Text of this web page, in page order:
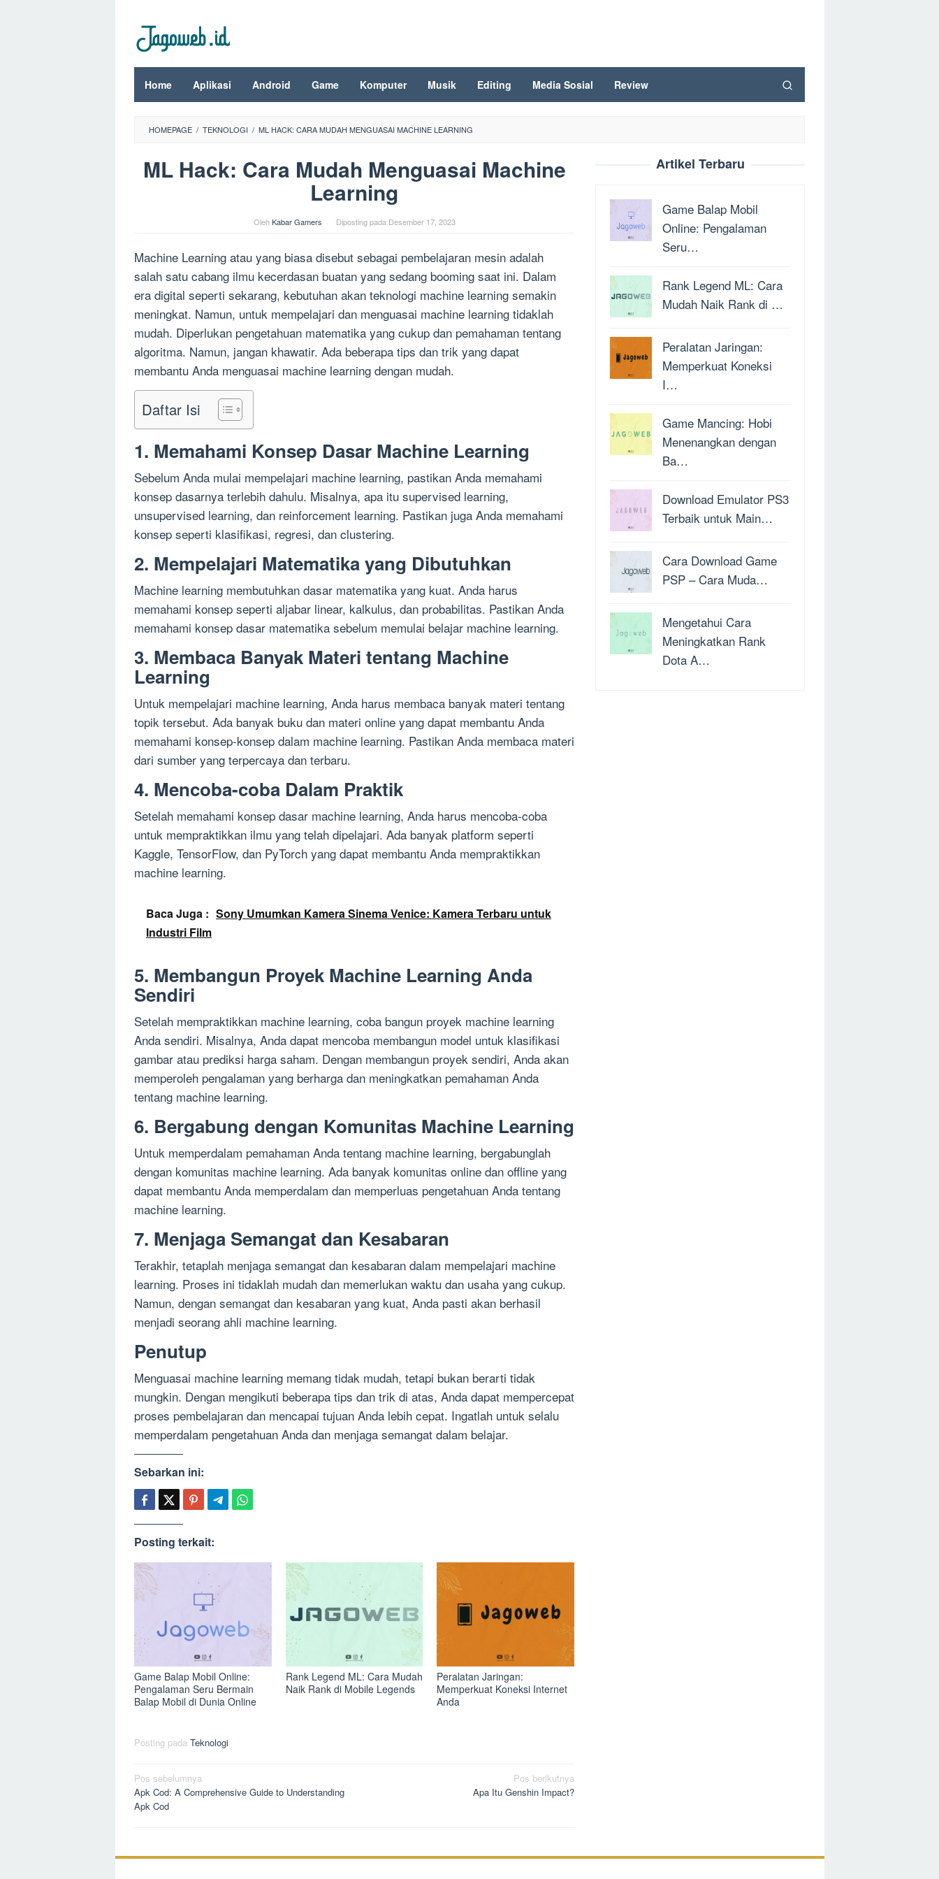
konten
Home Aplikasi Android Game Komputer Musik Editing Media Sosial Review
HOMEPAGE / TEKNOLOGI / ML HACK: CARA MUDAH MENGUASAI MACHINE LEARNING
ML Hack: Cara Mudah Menguasai Machine
Learning
OlehKabar Gamers Diposting pada Desember 17, 2023
Machine Learning atau yang biasa disebut sebagai pembelajaran mesin adalah
salah satu cabang ilmu kecerdasan buatan yang sedang booming saat ini. Dalam
era digital seperti sekarang, kebutuhan akan teknologi machine learning semakin
meningkat. Namun, untuk mempelajari dan menguasai machine learning tidaklah
mudah. Diperlukan pengetahuan matematika yang cukup dan pemahaman tentang
algoritma. Namun, jangan khawatir. Ada beberapa tips dan trik yang dapat
membantu Anda menguasai machine learning dengan mudah.
Daftar Isi
1. Memahami Konsep Dasar Machine Learning
Sebelum Anda mulai mempelajari machine learning, pastikan Anda memahami
konsep dasarnya terlebih dahulu. Misalnya, apa itu supervised learning,
unsupervised learning, dan reinforcement learning. Pastikan juga Anda memahami
konsep seperti klasifikasi, regresi, dan clustering.
2. Mempelajari Matematika yang Dibutuhkan
Machine learning membutuhkan dasar matematika yang kuat. Anda harus
memahami konsep seperti aljabar linear, kalkulus, dan probabilitas. Pastikan Anda
memahami konsep dasar matematika sebelum memulai belajar machine learning.
3. Membaca Banyak Materi tentang Machine
Learning
Untuk mempelajari machine learning, Anda harus membaca banyak materi tentang
topik tersebut. Ada banyak buku dan materi online yang dapat membantu Anda
memahami konsep-konsep dalam machine learning. Pastikan Anda membaca materi
dari sumber yang terpercaya dan terbaru.
4. Mencoba-coba Dalam Praktik
Setelah memahami konsep dasar machine learning, Anda harus mencoba-coba
untuk mempraktikkan ilmu yang telah dipelajari. Ada banyak platform seperti
Kaggle, TensorFlow, dan PyTorch yang dapat membantu Anda mempraktikkan
machine learning.
Baca Juga : Sony Umumkan Kamera Sinema Venice: Kamera Terbaru untuk
Industri Film
5. Membangun Proyek Machine Learning Anda
Sendiri
Setelah mempraktikkan machine learning, coba bangun proyek machine learning
Anda sendiri. Misalnya, Anda dapat mencoba membangun model untuk klasifikasi
gambar atau prediksi harga saham. Dengan membangun proyek sendiri, Anda akan
memperoleh pengalaman yang berharga dan meningkatkan pemahaman Anda
tentang machine learning.
6. Bergabung dengan Komunitas Machine Learning
Untuk memperdalam pemahaman Anda tentang machine learning, bergabunglah
dengan komunitas machine learning. Ada banyak komunitas online dan offline yang
dapat membantu Anda memperdalam dan memperluas pengetahuan Anda tentang
machine learning.
7. Menjaga Semangat dan Kesabaran
Terakhir, tetaplah menjaga semangat dan kesabaran dalam mempelajari machine
learning. Proses ini tidaklah mudah dan memerlukan waktu dan usaha yang cukup.
Namun, dengan semangat dan kesabaran yang kuat, Anda pasti akan berhasil
menjadi seorang ahli machine learning.
Penutup
Menguasai machine learning memang tidak mudah, tetapi bukan berarti tidak
mungkin. Dengan mengikuti beberapa tips dan trik di atas, Anda dapat mempercepat
proses pembelajaran dan mencapai tujuan Anda lebih cepat. Ingatlah untuk selalu
memperdalam pengetahuan Anda dan menjaga semangat dalam belajar.
Sebarkan ini:
Posting terkait:
Game Balap Mobil Online:
Pengalaman Seru Bermain
Balap Mobil di Dunia Online
Rank Legend ML: Cara Mudah
Naik Rank di Mobile Legends
Peralatan Jaringan:
Memperkuat Koneksi Internet
Anda
Posting pada Teknologi
Navigasi
pos
Pos sebelumnya
Apk Cod: A Comprehensive Guide to Understanding
Apk Cod
Pos berikutnya
Apa Itu Genshin Impact?
Artikel Terbaru
Game Balap Mobil
Online: Pengalaman
Seru…
Rank Legend ML: Cara
Mudah Naik Rank di …
Peralatan Jaringan:
Memperkuat Koneksi
I…
Game Mancing: Hobi
Menenangkan dengan
Ba…
Download Emulator PS3
Terbaik untuk Main…
Cara Download Game
PSP – Cara Muda…
Mengetahui Cara
Meningkatkan Rank
Dota A…